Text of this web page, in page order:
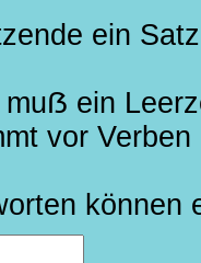
ein
ein
vor
können